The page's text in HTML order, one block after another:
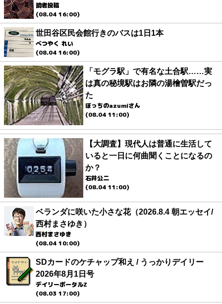
読者投稿
(08.04 16:00)
世田谷区民会館行きのバスは1日1本
べつやく れい
(08.04 16:00)
「モグラ駅」で有名な土合駅……実
は真の秘境駅はお隣の湯檜曽駅だっ
た
ぼっちのazumiさん
(08.04 11:00)
【大調査】現代人は普通に生活して
いると一日に何曲聞くことになるの
か？
石井公二
(08.04 11:00)
ベランダに咲いた小さな花（2026.8.4 朝エッセイ/
西村まさゆき）
西村まさゆき
(08.04 10:00)
SDカードのケチャップ和え / うっかりデイリー
2026年8月1日号
デイリーポータルZ
(08.03 17:00)